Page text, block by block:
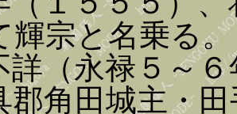
輝宗と名乗る。
詳（永禄５～
郡角田城主・